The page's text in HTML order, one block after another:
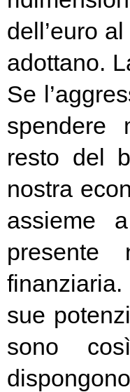
dell’euro
adottano.
Se
spendere
resto del
nostra
assieme
presente
sue
sono